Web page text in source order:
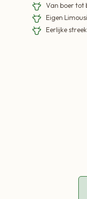
Van boer tot
Eigen
Eerlijke